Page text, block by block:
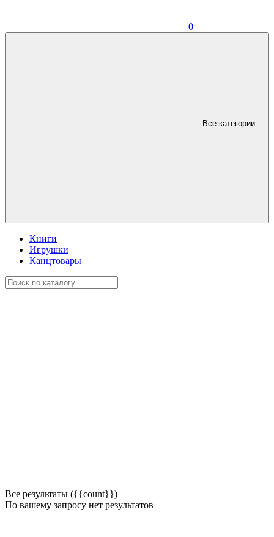
0
Все категории
Книги
Игрушки
Канцтовары
Все результаты ({{count}})
По вашему запросу нет результатов